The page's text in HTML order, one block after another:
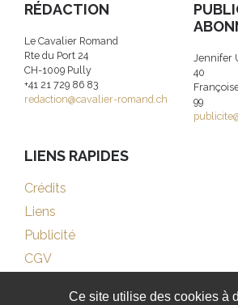
RÉDACTION
Le Cavalier Romand
Rte du Port 24
CH-1009 Pully
+41 21 729 86 83
redaction@cavalier-romand.ch
Jennifer
40
99
LIENS RAPIDES
Crédits
Liens
Publicité
CGV
Ce site utilise des cookies à